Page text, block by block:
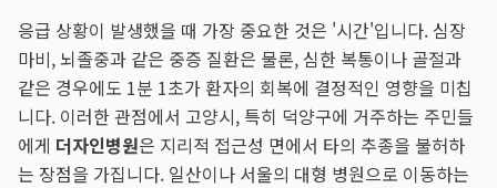
응급 상황이 발생했을 때 가장 중요한 것은 '시간'입니다. 심장
마비, 뇌졸중과 같은 중증 질환은 물론, 심한 복통이나 골절과
같은 경우에도 1분 1초가 환자의 회복에 결정적인 영향을 미칩
니다. 이러한 관점에서 고양시, 특히 덕양구에 거주하는 주민들
에게 더자인병원은 지리적 접근성 면에서 타의 추종을 불허하
는 장점을 가집니다. 일산이나 서울의 대형 병원으로 이동하는